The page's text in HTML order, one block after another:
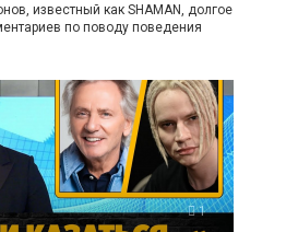
известный как SHAMAN, долгое
по поводу поведения
1